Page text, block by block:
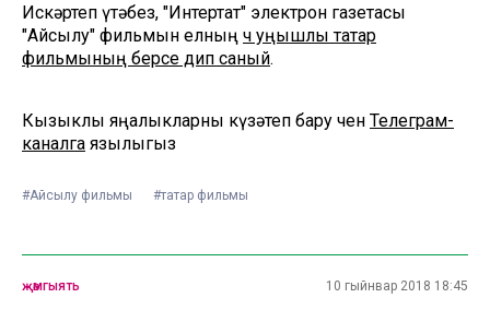
Искәртеп үтәбез, "Интертат" электрон газетасы
"Айсылу" фильмын елның өч уңышлы татар
фильмының берсе дип саный.
Кызыклы яңалыкларны күзәтеп бару өчен Телеграм-
каналга язылыгыз
#Айсылу фильмы #татар фильмы
җәмгыять 10 гыйнвар 2018 18:45